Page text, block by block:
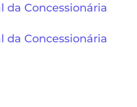
da Concessionária
da Concessionária